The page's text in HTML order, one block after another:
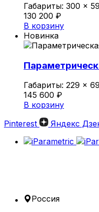
Габариты: 300 ×
130 200 ₽
В корзину
Новинка
Габариты: 229 ×
145 600 ₽
В корзину
Pinterest
Яндекс
Россия